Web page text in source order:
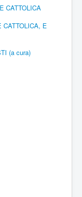
CATTOLICA
CATTOLICA, E
(a cura)